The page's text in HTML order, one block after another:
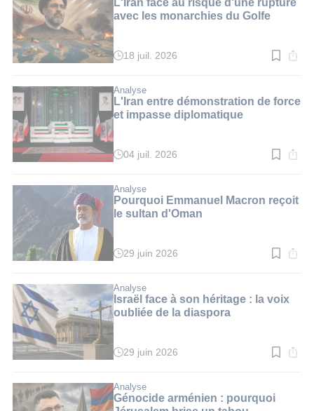
min.
avec les monarchies du Golfe
Temps
:
3
min.
18 juil. 2026
Analyse
L'Iran entre démonstration de force
et impasse diplomatique
Temps
:
3
min.
04 juil. 2026
Analyse
Pourquoi Emmanuel Macron reçoit
le sultan d'Oman
Temps
:
5
min.
29 juin 2026
Analyse
Israël face à son héritage : la voix
oubliée de la diaspora
Temps
:
7
min.
29 juin 2026
Analyse
Génocide arménien : pourquoi